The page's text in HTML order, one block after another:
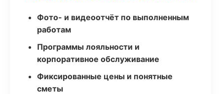
Фото- и видеоотчёт по выполненным
работам
Программы лояльности и
корпоративное обслуживание
Фиксированные цены и понятные
сметы